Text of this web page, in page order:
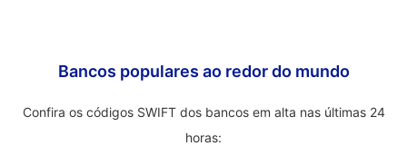
Bancos populares ao redor do mundo
Confira os códigos SWIFT dos bancos em alta nas últimas 24
horas: